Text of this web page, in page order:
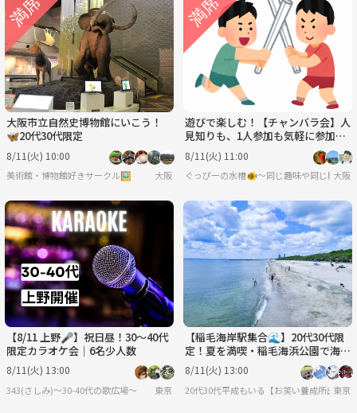
大阪市立自然史博物館にいこう！
🦋20代30代限定
8/11(火) 10:00
美術館・博物館好きサークル🖼️ 大阪
遊びで楽しむ！【チャンバラ会】人
見知りも、1人参加も気軽に参加し
てね♪
8/11(火) 11:00
ぐっぴーの水槽🐠〜同じ趣味や同じ興味で
大阪
【8/11 上野🎤】祝日昼！30〜40代
限定カラオケ会｜6名少人数
8/11(火) 13:00
343(さしみ)〜30-40代の歌広場〜 東京
【稲毛海岸駅集合🌊】20代30代限
定！夏を満喫・稲毛海浜公園で海水
浴ピクニック✨
8/11(火) 13:00
20代30代平成もいる【お笑い養成所出身
東京